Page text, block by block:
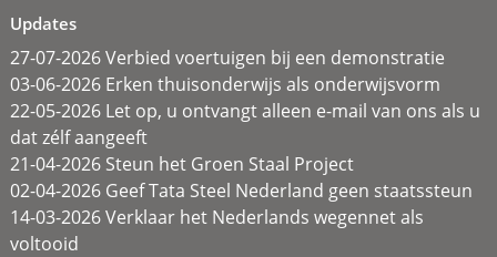
Updates
27-07-2026 Verbied voertuigen bij een demonstratie
03-06-2026 Erken thuisonderwijs als onderwijsvorm
22-05-2026 Let op, u ontvangt alleen e-mail van ons als u
dat zélf aangeeft
21-04-2026 Steun het Groen Staal Project
02-04-2026 Geef Tata Steel Nederland geen staatssteun
14-03-2026 Verklaar het Nederlands wegennet als
voltooid